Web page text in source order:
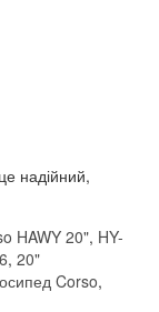
це надійний,
HAWY 20", HY-
, 20"
Corso,